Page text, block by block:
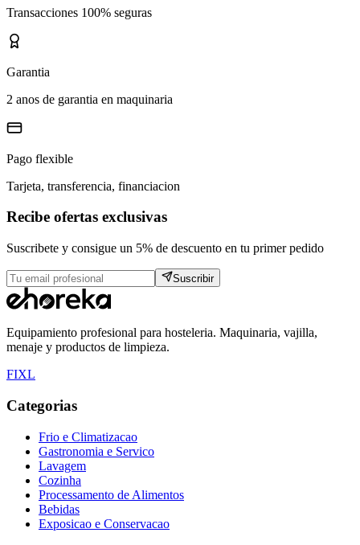
Transacciones 100% seguras
Garantia
2 anos de garantia en maquinaria
Pago flexible
Tarjeta, transferencia, financiacion
Recibe ofertas exclusivas
Suscribete y consigue un 5% de descuento en tu primer pedido
Suscribir
Equipamiento profesional para hosteleria. Maquinaria, vajilla,
menaje y productos de limpieza.
FIXL
Categorias
Frio e Climatizacao
Gastronomia e Servico
Lavagem
Cozinha
Processamento de Alimentos
Bebidas
Exposicao e Conservacao